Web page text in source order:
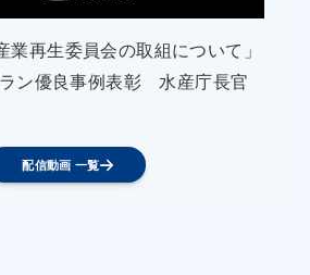
業再生委員会の取組について」
ラン優良事例表彰 水産庁長官
配信動画 一覧